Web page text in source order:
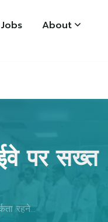
About
पर सख्त
रहने...